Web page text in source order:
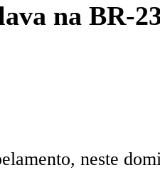
na BR-
neste